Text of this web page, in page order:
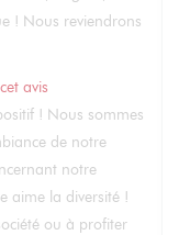
! Nous reviendrons
avis
! Nous sommes
de notre
notre
aime la diversité !
ou à profiter